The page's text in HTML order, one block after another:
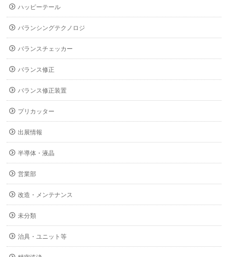
ハッピーテール
バランシングテクノロジ
バランスチェッカー
バランス修正
バランス修正装置
プリカッター
出展情報
半導体・液晶
営業部
改造・メンテナンス
未分類
治具・ユニット等